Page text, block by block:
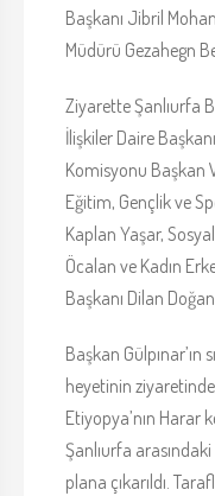
Başkanı Jibril
Müdürü Gezahegn
Ziyarette Şanlıurfa
İlişkiler Daire
Komisyonu Başkan
Eğitim, Gençlik ve
Kaplan Yaşar,
Öcalan ve Kadın
Başkanı Dilan
Başkan Gülpınar’ın
heyetinin
Etiyopya’nın Harar
Şanlıurfa
plana çıkarıldı.